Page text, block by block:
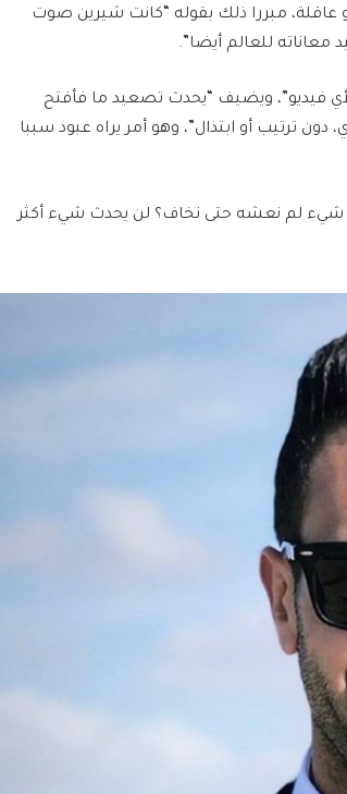
عاقلة، مبررا ذلك بقوله “كانت شيرين صوت
للعالم أيضا”.
فيديو”، ويضيف “يحدث تصعيد ما فأفتح
ترتيب أو ابتذال”، وهو أمر يراه عبود سببا
شيء لم نعشه حتى نخاف؟ لن يحدث شيء أكثر